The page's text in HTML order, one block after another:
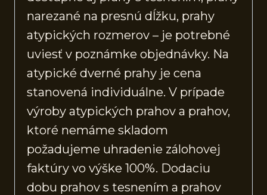
narezané na presnú dĺžku, prahy
atypických rozmerov – je potrebné
uviesť v poznámke objednávky. Na
atypické dverné prahy je cena
stanovená individuálne. V prípade
výroby atypických prahov a prahov,
ktoré nemáme skladom
požadujeme uhradenie zálohovej
faktúry vo výške 100%. Dodaciu
dobu prahov s tesnením a prahov